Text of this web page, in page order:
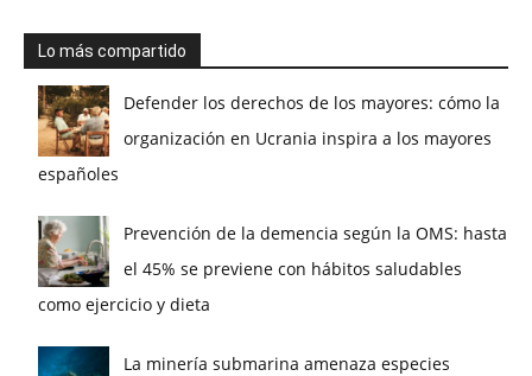
Lo más compartido
Defender los derechos de los mayores: cómo la
organización en Ucrania inspira a los mayores
españoles
Prevención de la demencia según la OMS: hasta
el 45% se previene con hábitos saludables
como ejercicio y dieta
La minería submarina amenaza especies